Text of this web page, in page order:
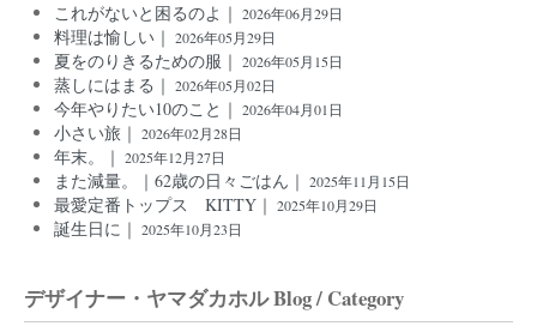
これがないと困るのよ｜ 2026年06月29日
料理は愉しい｜ 2026年05月29日
夏をのりきるための服｜ 2026年05月15日
蒸しにはまる｜ 2026年05月02日
今年やりたい10のこと｜ 2026年04月01日
小さい旅｜ 2026年02月28日
年末。｜ 2025年12月27日
また減量。｜62歳の日々ごはん｜ 2025年11月15日
最愛定番トップス KITTY｜ 2025年10月29日
誕生日に｜ 2025年10月23日
デザイナー・ヤマダカホル Blog / Category